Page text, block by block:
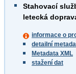
Stahovací
letecká
informace o
detailní
Metadata XML
stažení dat